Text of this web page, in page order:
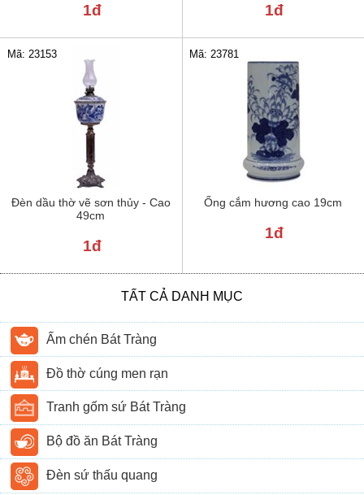
1đ 1đ
Đèn dầu thờ vẽ sơn thủy - Cao
49cm
Mã: 23153
1đ
Ống cắm hương cao 19cm
Mã: 23781
1đ
TẤT CẢ DANH MỤC
Ấm chén Bát Tràng
Đồ thờ cúng men rạn
Tranh gốm sứ Bát Tràng
Bộ đồ ăn Bát Tràng
Đèn sứ thấu quang